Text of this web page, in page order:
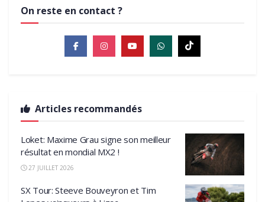
On reste en contact ?
Articles recommandés
Loket: Maxime Grau signe son meilleur
résultat en mondial MX2 !
27 JUILLET 2026
SX Tour: Steeve Bouveyron et Tim